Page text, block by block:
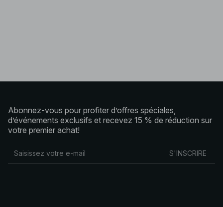
Abonnez-vous pour profiter d’offres spéciales,
d’événements exclusifs et recevez 15 % de réduction sur
votre premier achat!
S'INSCRIRE